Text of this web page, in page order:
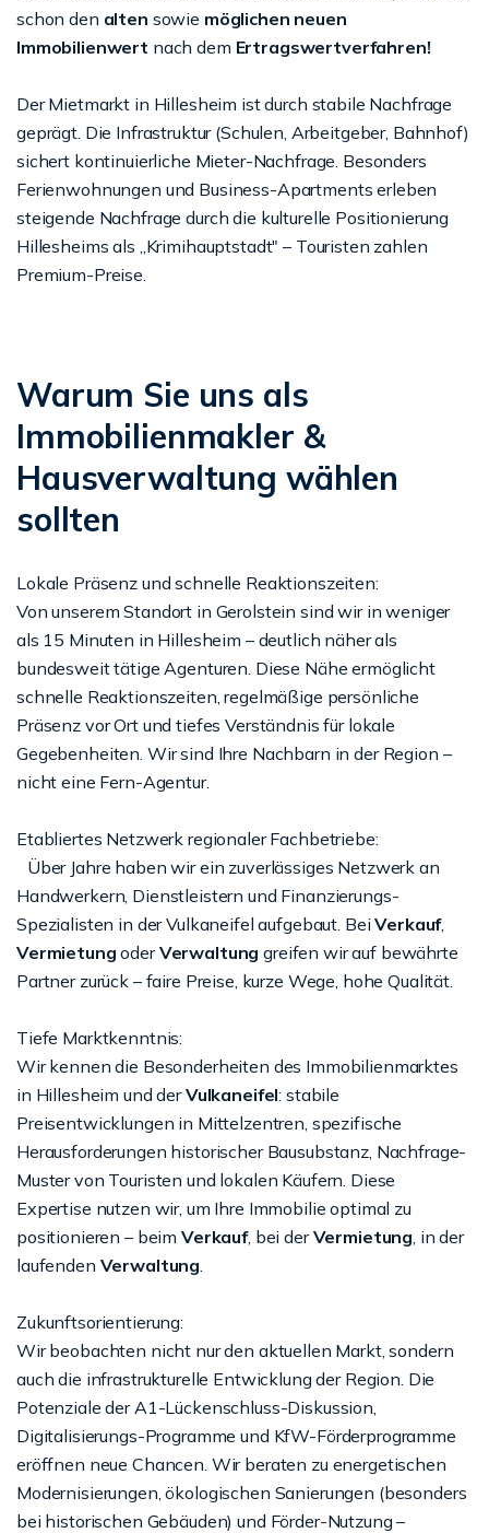
schon den alten sowie möglichen neuen
Immobilienwert nach dem Ertragswertverfahren!
Der Mietmarkt in Hillesheim ist durch stabile Nachfrage
geprägt. Die Infrastruktur (Schulen, Arbeitgeber, Bahnhof)
sichert kontinuierliche Mieter-Nachfrage. Besonders
Ferienwohnungen und Business-Apartments erleben
steigende Nachfrage durch die kulturelle Positionierung
Hillesheims als „Krimihauptstadt" – Touristen zahlen
Premium-Preise.
Warum Sie uns als
Immobilienmakler &
Hausverwaltung wählen
sollten
Lokale Präsenz und schnelle Reaktionszeiten:
Von unserem Standort in Gerolstein sind wir in weniger
als 15 Minuten in Hillesheim – deutlich näher als
bundesweit tätige Agenturen. Diese Nähe ermöglicht
schnelle Reaktionszeiten, regelmäßige persönliche
Präsenz vor Ort und tiefes Verständnis für lokale
Gegebenheiten. Wir sind Ihre Nachbarn in der Region –
nicht eine Fern-Agentur.
Etabliertes Netzwerk regionaler Fachbetriebe:
Über Jahre haben wir ein zuverlässiges Netzwerk an
Handwerkern, Dienstleistern und Finanzierungs-
Spezialisten in der Vulkaneifel aufgebaut. BeiVerkauf,
Vermietung oderVerwaltung greifen wir auf bewährte
Partner zurück – faire Preise, kurze Wege, hohe Qualität.
Tiefe Marktkenntnis:
Wir kennen die Besonderheiten des Immobilienmarktes
in Hillesheim und derVulkaneifel: stabile
Preisentwicklungen in Mittelzentren, spezifische
Herausforderungen historischer Bausubstanz, Nachfrage-
Muster von Touristen und lokalen Käufern. Diese
Expertise nutzen wir, um Ihre Immobilie optimal zu
positionieren – beim Verkauf, bei derVermietung, in der
laufenden Verwaltung.
Zukunftsorientierung:
Wir beobachten nicht nur den aktuellen Markt, sondern
auch die infrastrukturelle Entwicklung der Region. Die
Potenziale der A1-Lückenschluss-Diskussion,
Digitalisierungs-Programme und KfW-Förderprogramme
eröffnen neue Chancen. Wir beraten zu energetischen
Modernisierungen, ökologischen Sanierungen (besonders
bei historischen Gebäuden) und Förder-Nutzung –